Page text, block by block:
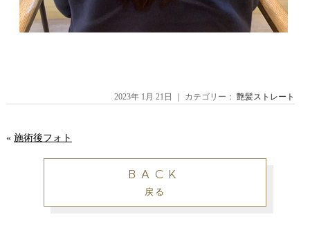
2023年 1月 21日 ｜ カテゴリー：艶髪ストレート
« 施術後フォト
BACK
戻る